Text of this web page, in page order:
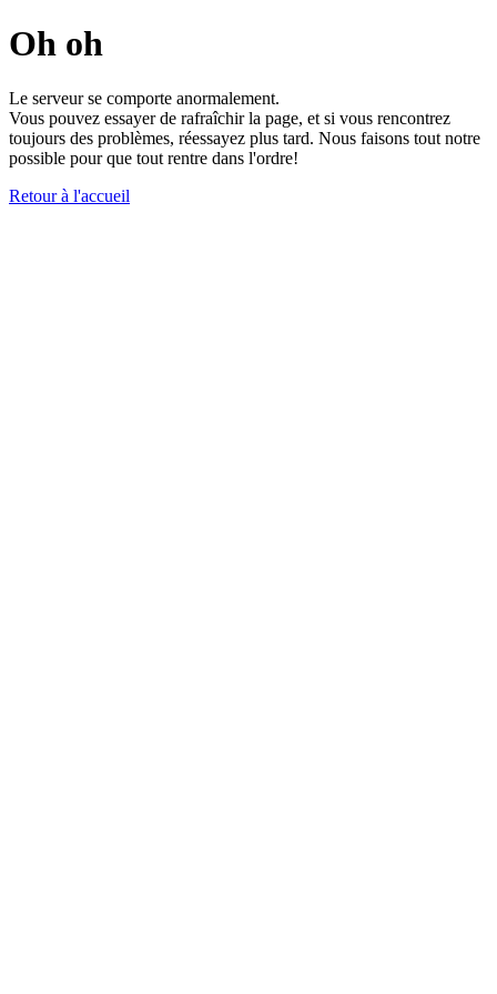
Oh oh
Le serveur se comporte anormalement.
Vous pouvez essayer de rafraîchir la page, et si vous rencontrez
toujours des problèmes, réessayez plus tard. Nous faisons tout notre
possible pour que tout rentre dans l'ordre!
Retour à l'accueil